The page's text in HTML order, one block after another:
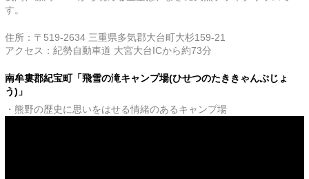
す。
住所：〒519-2634 三重県多気郡大台町大杉159-21
アクセス：紀勢自動車道 大宮大台ICから約73分
南牟婁郡紀宝町「飛雪の滝キャンプ場(ひせつのたききゃんぷじょ
う)」
・熊野の歴史に思いをはせる情緒のあるキャンプ場